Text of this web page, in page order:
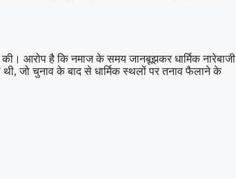
आरोप है कि नमाज के समय जानबूझकर धार्मिक नारेबाजी
जो चुनाव के बाद से धार्मिक स्थलों पर तनाव फैलाने के